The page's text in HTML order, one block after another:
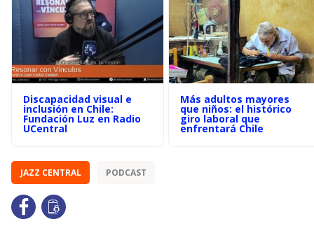
Discapacidad visual e
inclusión en Chile:
Fundación Luz en Radio
UCentral
Más adultos mayores
que niños: el histórico
giro laboral que
enfrentará Chile
JAZZ CENTRAL PODCAST